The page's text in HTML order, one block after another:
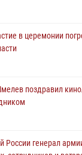
в церемонии
поздравил
России генерал